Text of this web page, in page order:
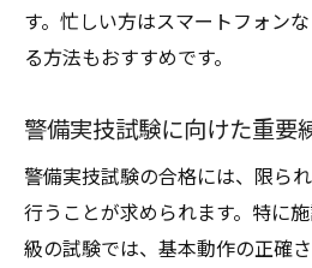
す。忙しい方はスマートフォン
る方法もおすすめです。
警備実技試験に向けた重要
警備実技試験の合格には、限ら
行うことが求められます。特に
級の試験では、基本動作の正確